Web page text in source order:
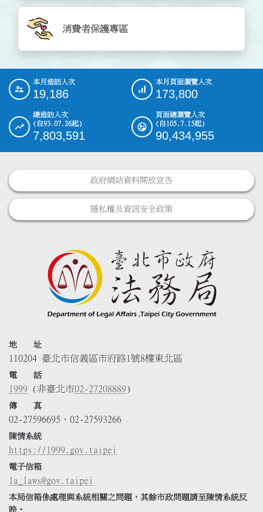
消費者保護專區
:::
本月造訪人次
19,186
本月頁面瀏覽人次
173,800
總造訪人次
(自93.07.26起)
7,803,591
頁面總瀏覽人次
(自105.7.15起)
90,434,955
政府網站資料開放宣告
隱私權及資訊安全政策
地 址
110204 臺北市信義區市府路1號8樓東北區
電 話
1999 (非臺北市02-27208889)
傳 真
02-27596695、02-27593266
陳情系統
https://1999.gov.taipei
電子信箱
la_laws@gov.taipei
本局信箱係處理與系統相關之問題，其餘市政問題請至陳情系統反
映。